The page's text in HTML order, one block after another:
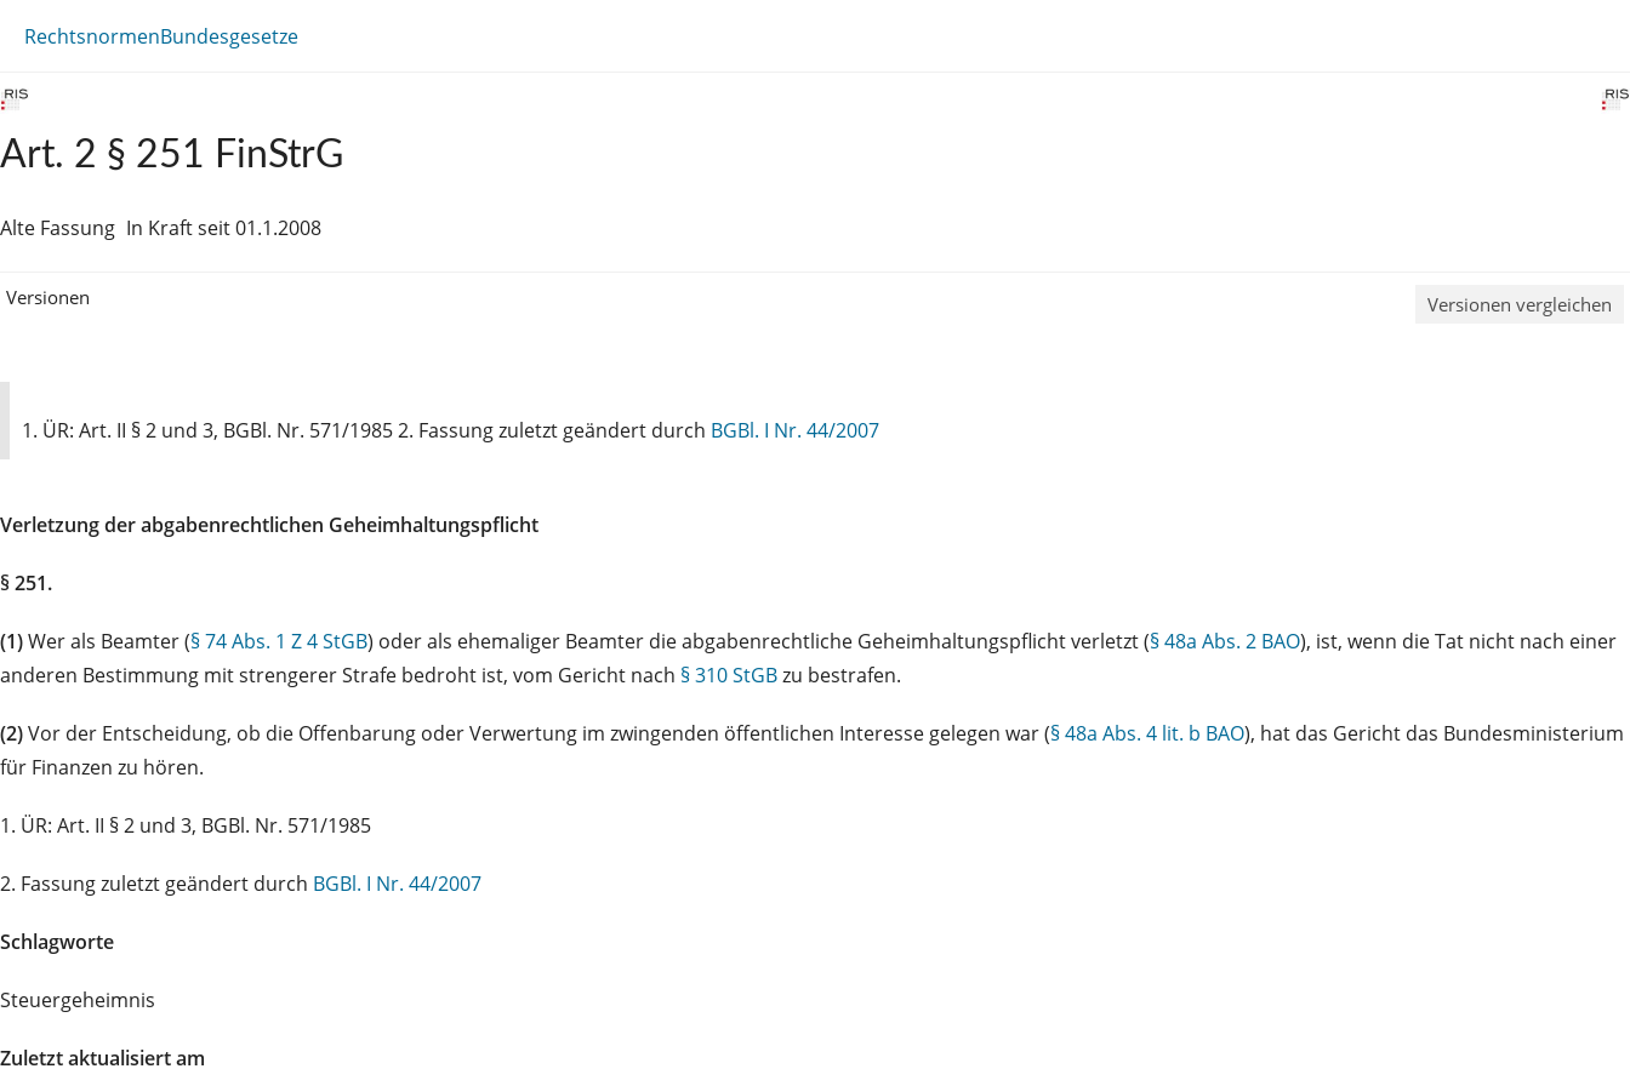
RechtsnormenBundesgesetze
Art. 2 § 251 FinStrG
Alte Fassung In Kraft seit 01.1.2008
Versionen Versionen vergleichen
1. ÜR: Art. II § 2 und 3, BGBl. Nr. 571/1985 2. Fassung zuletzt geändert durch BGBl. I Nr. 44/2007
Verletzung der abgabenrechtlichen Geheimhaltungspflicht
§ 251.
(1)Wer als Beamter (§ 74 Abs. 1 Z 4 StGB) oder als ehemaliger Beamter die abgabenrechtliche Geheimhaltungspflicht verletzt (§ 48a Abs. 2 BAO), ist, wenn die Tat nicht nach einer
anderen Bestimmung mit strengerer Strafe bedroht ist, vom Gericht nach § 310 StGBzu bestrafen.
(2)Vor der Entscheidung, ob die Offenbarung oder Verwertung im zwingenden öffentlichen Interesse gelegen war (§ 48a Abs. 4 lit. b BAO), hat das Gericht das Bundesministerium
für Finanzen zu hören.
1. ÜR: Art. II § 2 und 3, BGBl. Nr. 571/1985
2. Fassung zuletzt geändert durch BGBl. I Nr. 44/2007
Schlagworte
Steuergeheimnis
Zuletzt aktualisiert am